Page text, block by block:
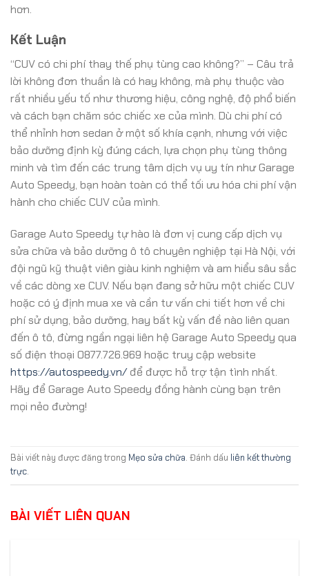
hơn.
Kết Luận
“CUV có chi phí thay thế phụ tùng cao không?” – Câu trả
lời không đơn thuần là có hay không, mà phụ thuộc vào
rất nhiều yếu tố như thương hiệu, công nghệ, độ phổ biến
và cách bạn chăm sóc chiếc xe của mình. Dù chi phí có
thể nhỉnh hơn sedan ở một số khía cạnh, nhưng với việc
bảo dưỡng định kỳ đúng cách, lựa chọn phụ tùng thông
minh và tìm đến các trung tâm dịch vụ uy tín như Garage
Auto Speedy, bạn hoàn toàn có thể tối ưu hóa chi phí vận
hành cho chiếc CUV của mình.
Garage Auto Speedy tự hào là đơn vị cung cấp dịch vụ
sửa chữa và bảo dưỡng ô tô chuyên nghiệp tại Hà Nội, với
đội ngũ kỹ thuật viên giàu kinh nghiệm và am hiểu sâu sắc
về các dòng xe CUV. Nếu bạn đang sở hữu một chiếc CUV
hoặc có ý định mua xe và cần tư vấn chi tiết hơn về chi
phí sử dụng, bảo dưỡng, hay bất kỳ vấn đề nào liên quan
đến ô tô, đừng ngần ngại liên hệ Garage Auto Speedy qua
số điện thoại 0877.726.969 hoặc truy cập website
https://autospeedy.vn/để được hỗ trợ tận tình nhất.
Hãy để Garage Auto Speedy đồng hành cùng bạn trên
mọi nẻo đường!
Bài viết này được đăng trong Mẹo sửa chữa. Đánh dấu liên kết thường
trực.
BÀI VIẾT LIÊN QUAN